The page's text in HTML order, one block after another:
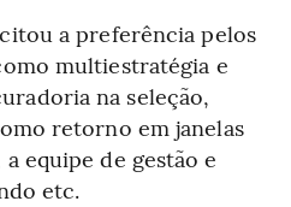
a preferência pelos
multiestratégia e
na seleção,
retorno em janelas
equipe de gestão e
etc.